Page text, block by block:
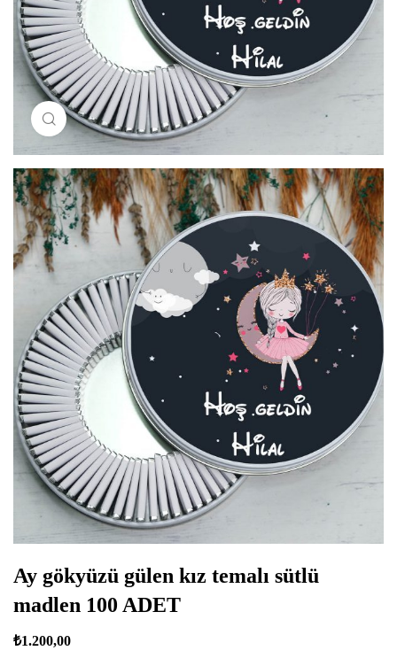
Resimi büyütmek için tıklayın
Ay gökyüzü gülen kız temalı sütlü
madlen 100 ADET
₺1.200,00